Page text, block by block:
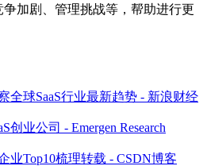
加剧、管理挑战等，帮助进行更
全球SaaS行业最新趋势 - 新浪财经
创业公司 - Emergen Research
业Top10梳理转载 - CSDN博客